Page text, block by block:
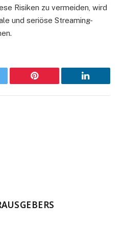
Risiken zu vermeiden, wird
und seriöse Streaming-
Pinterest LinkedIn